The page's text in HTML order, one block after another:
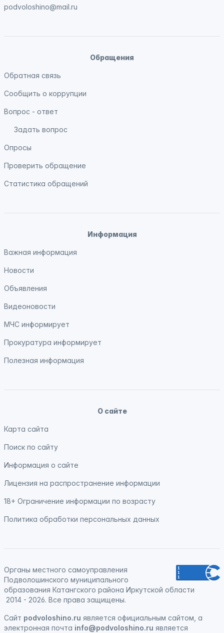
podvoloshino@mail.ru
Обращения
Обратная связь
Сообщить о коррупции
Вопрос - ответ
Задать вопрос
Опросы
Проверить обращение
Статистика обращений
Информация
Важная информация
Новости
Объявления
Видеоновости
МЧС информирует
Прокуратура информирует
Полезная информация
О сайте
Карта сайта
Поиск по сайту
Информация о сайте
Лицензия на распространение информации
18+ Ограничение информации по возрасту
Политика обработки персональных данных
Органы местного самоуправления
Подволошинского муниципального
образования Катангского района Иркутской области
2014 - 2026. Все права защищены.
Сайт podvoloshino.ru является официальным сайтом, а
электронная почта info@podvoloshino.ru является